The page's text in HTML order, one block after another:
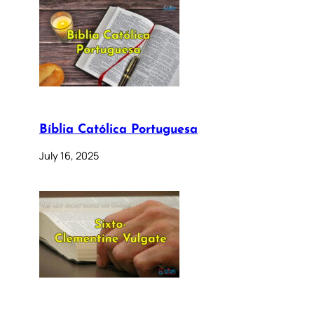
Bíblia Católica Portuguesa
July 16, 2025